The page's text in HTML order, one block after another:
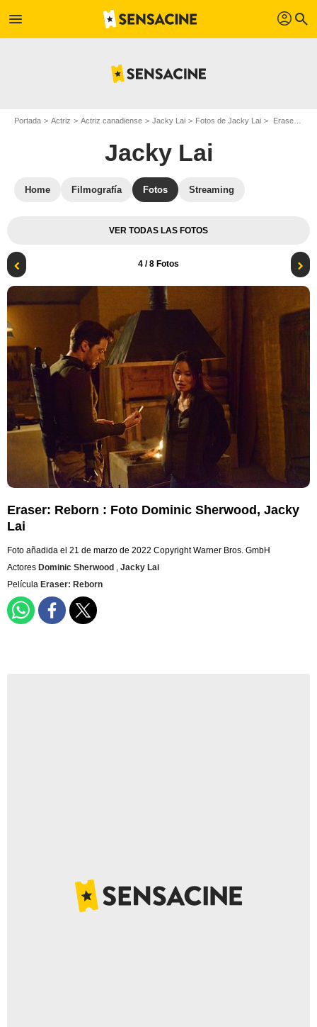
menu profil search
Portada Actriz Actriz canadiense Jacky Lai Fotos de Jacky Lai Eraser: Reborn : Foto Dominic Sherwood, Jacky Lai
Jacky Lai
Home Filmografía Fotos Streaming
VER TODAS LAS FOTOS
4 / 8 Fotos
Eraser: Reborn : Foto Dominic Sherwood, Jacky
Lai
Foto añadida el 21 de marzo de 2022 Copyright Warner Bros. GmbH
Actores Dominic Sherwood , Jacky Lai
Película Eraser: Reborn